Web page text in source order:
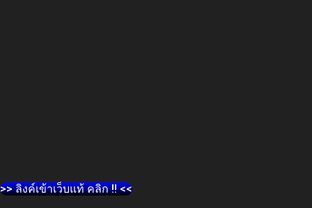
>> ลิงค์เข้าเว็บแท้ คลิก !! <<